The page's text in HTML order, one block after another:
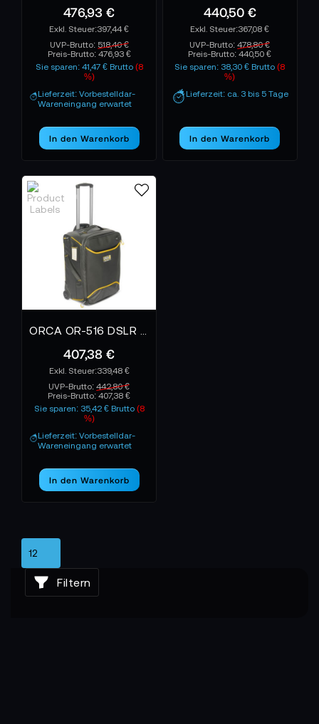
476,93 €
397,44 €
UVP-Brutto: 518,40 €
Preis-Brutto: 476,93 €
Sie sparen: 41,47 € Brutto (8
%)
Lieferzeit: Vorbestelldar-
Wareneingang erwartet
In den Warenkorb
440,50 €
367,08 €
UVP-Brutto:478,80 €
Preis-Brutto:440,50 €
Sie sparen: 38,30 € Brutto(8
%)
Lieferzeit: ca. 3 bis 5 Tage
In den Warenkorb
407,38 €
339,48 €
UVP-Brutto:442,80 €
Preis-Brutto:407,38 €
Sie sparen: 35,42 € Brutto (8
%)
Lieferzeit: Vorbestelldar-
Wareneingang erwartet
In den Warenkorb
Filtern